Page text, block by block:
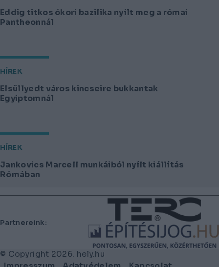
Eddig titkos ókori bazilika nyílt meg a római
Pantheonnál
HÍREK
Elsüllyedt város kincseire bukkantak
Egyiptomnál
HÍREK
Jankovics Marcell munkáiból nyílt kiállítás
Rómában
Lábléc
Partnereink:
© Copyright 2026. hely.hu
Lábléc